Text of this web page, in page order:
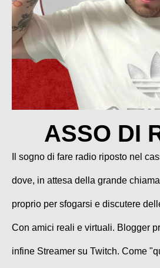
ASSO DI
Il sogno di fare radio riposto nel
dove, in attesa della grande
proprio per sfogarsi e discutere
Con amici reali e virtuali. Blogger
infine Streamer su Twitch. Come